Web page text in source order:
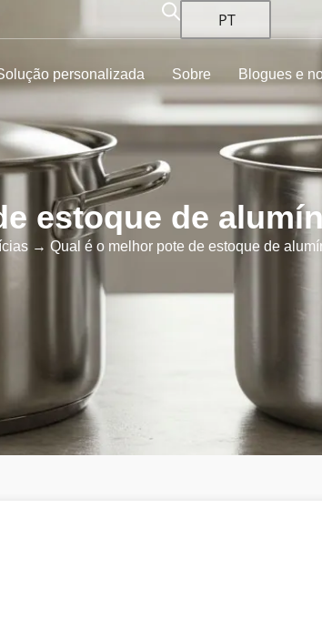
PT
personalizada Sobre Blogues e
estoque de
→ Qual é o melhor pote de estoque de